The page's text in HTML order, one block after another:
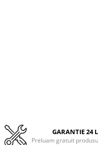
GARANTIE 24
Preluam gratuit